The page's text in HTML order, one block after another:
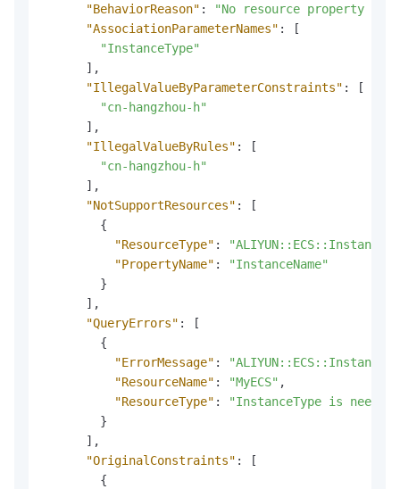
"BehaviorReason" :
"No resource property
"AssociationParameterNames" :
[
"InstanceType"
] ,
"IllegalValueByParameterConstraints" :
[
"cn-hangzhou-h"
] ,
"IllegalValueByRules" :
[
"cn-hangzhou-h"
] ,
"NotSupportResources" :
[
{
"ResourceType" :
"PropertyName" :
"InstanceName"
}
] ,
"QueryErrors" :
[
{
"ErrorMessage" :
"ResourceName" : "MyECS" ,
"ResourceType" :
"InstanceType is
}
] ,
"OriginalConstraints" :
[
{